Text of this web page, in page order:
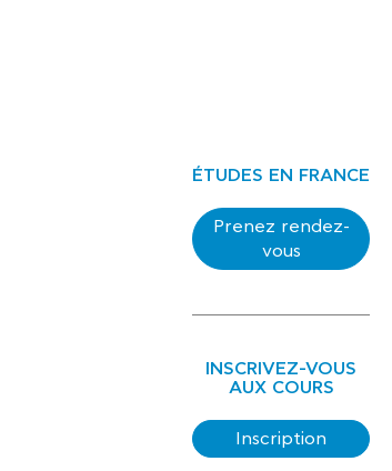
ÉTUDES EN FRANCE
Prenez rendez-
vous
INSCRIVEZ-VOUS
AUX COURS
Inscription